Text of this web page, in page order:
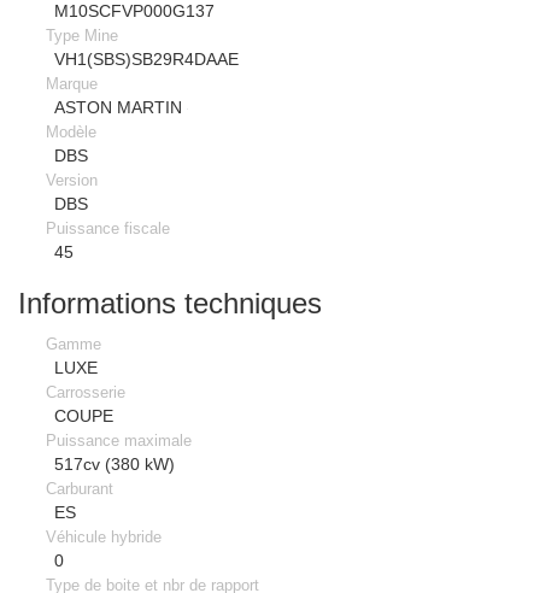
M10SCFVP000G137
Type Mine
VH1(SBS)SB29R4DAAE
Marque
ASTON MARTIN
Modèle
DBS
Version
DBS
Puissance fiscale
45
Informations techniques
Gamme
LUXE
Carrosserie
COUPE
Puissance maximale
517cv (380 kW)
Carburant
ES
Véhicule hybride
0
Type de boite et nbr de rapport